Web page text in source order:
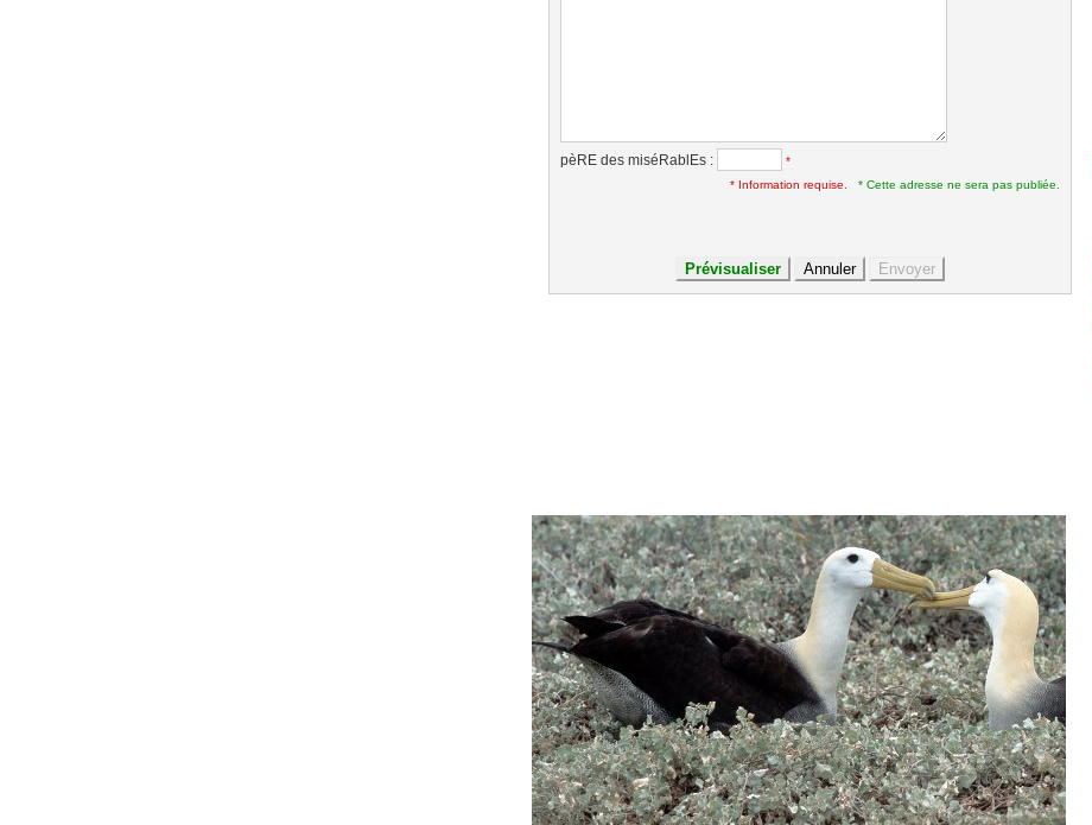
pèRE des miséRablEs :
*
* Information requise.
* Cette adresse ne sera pas publiée.